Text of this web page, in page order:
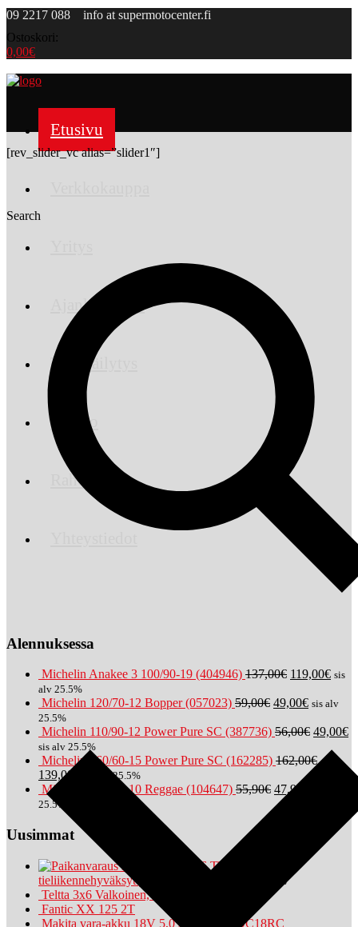
09 2217 088
info at supermotocenter.fi
Ostoskori:
0,00€
Supermoto Center
Etusivu
Ajankohtaista
Talvisäilytys
Huolto
Rahoitus
Alennuksessa
Michelin Anakee 3 100/90-19 (404946) 137,00€ 119,00€ sis
alv 25.5%
Michelin 120/70-12 Bopper (057023) 59,00€ 49,00€ sis alv
25.5%
Michelin 110/90-12 Power Pure SC (387736) 56,00€ 49,00€
sis alv 25.5%
Michelin 160/60-15 Power Pure SC (162285) 162,00€
139,00
sis alv 25.5%
Michelin 130/90-10 Reggae (104647) 55,90€ 47,90
25.5%
Uusimmat
Beta RR50 2026 TT-Kit (Ei
tieliikennehyväksytty)
sis alv 25.5%
Teltta 3x6 Valkoinen, kokoontaitettava
Fantic XX 125 2T
Makita vara-akku 18V 5,0 Ah + laturi DC18RC
[rev_slider_vc alias=”slider1″]
Search